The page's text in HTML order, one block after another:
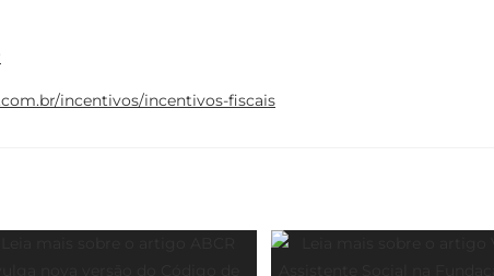
incentivos/incentivos-fiscais